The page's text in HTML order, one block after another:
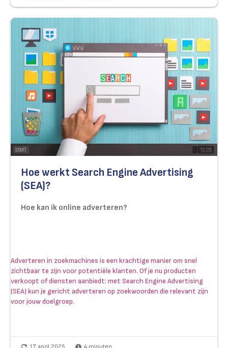
Hoe werkt Search Engine Advertising
(SEA)?
Hoe kan ik online adverteren?
Adverteren in zoekmachines is een krachtige manier om snel
zichtbaar te zijn voor potentiële klanten. Of je nu producten
verkoopt of diensten aanbiedt: met Search Engine Advertising
(SEA) kun je gericht adverteren op zoekwoorden die relevant zijn
voor jouw doelgroep.